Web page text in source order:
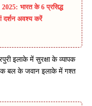
भारत के 6 प्रसिद्ध
दर्शन अवश्य करें
इलाके में सुरक्षा के व्यापक
बल के जवान इलाके में गश्त